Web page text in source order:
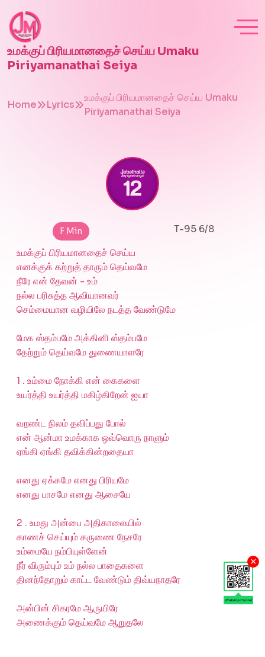
×
உமக்குப் பிரியமானதைச் செய்ய Umaku
Piriyamanathai Seiya
Home Lyrics
உமக்குப் பிரியமானதைச் செய்ய Umaku
Piriyamanathai Seiya
F Min
T-95 6/8
உமக்குப் பிரியமானதைச் செய்ய
எனக்குக் கற்றுத் தாரும் தெய்வமே
நீரே என் தேவன் - உம்
நல்ல பரிசுத்த ஆவியானவர்
செம்மையான வழியிலே நடத்த வேண்டுமே
மேக ஸ்தம்பமே அக்கினி ஸ்தம்பமே
தேற்றும் தெய்வமே துணையாளரே
1 . உம்மை நோக்கி என் கைகளை
உயர்த்தி உயர்த்தி மகிழ்கிறேன் ஐயா
வறண்ட நிலம் தவிப்பது போல்
என் ஆன்மா உமக்காக ஒவ்வொரு நாளும்
ஏங்கி ஏங்கி தவிக்கின்றதையா
எனது ஏக்கமே எனது பிரியமே
எனது பாசமே எனது ஆசையே
2 . உமது அன்பை அதிகாலையில்
காணச் செய்யும் கருணை நேசரே
உம்மையே நம்பியுள்ளேன்
நீர் விரும்பும் உம் நல்ல பாதைகளை
தினந்தோறும் காட்ட வேண்டும் திவ்யநாதரே
அன்பின் சிகரமே ஆருயிரே
அணைக்கும் தெய்வமே ஆறுதலே